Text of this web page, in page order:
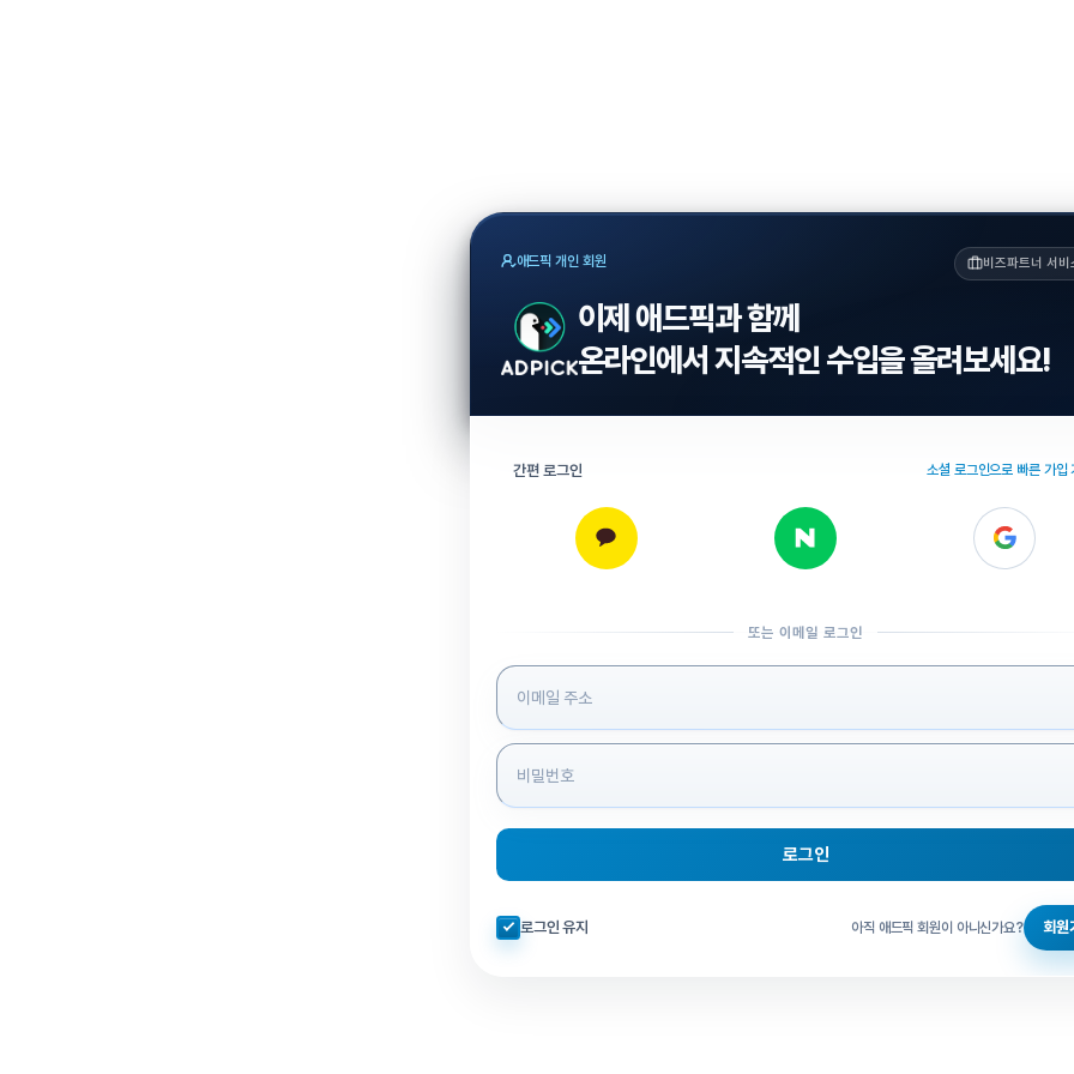
애드픽 개인 회원 비즈파트너 서비
이제 애드픽과 함께
온라인에서 지속적인 수입을 올려보세요!
간편 로그인 소셜 로그인으로 빠른 가입
또는 이메일 로그인
로그인 정보 입력
로그인
자동로그인 체크
로그인 유지 아직 애드픽 회원이 아니신가요? 회원